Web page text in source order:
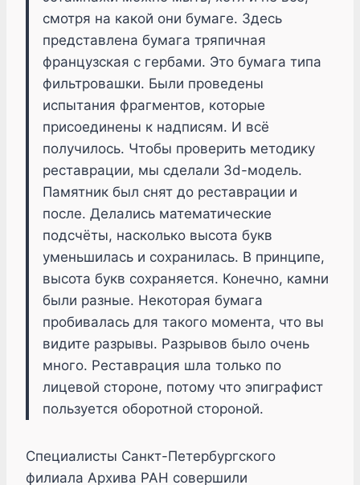
смотря на какой они бумаге. Здесь
представлена бумага тряпичная
французская с гербами. Это бумага типа
фильтровашки. Были проведены
испытания фрагментов, которые
присоединены к надписям. И всё
получилось. Чтобы проверить методику
реставрации, мы сделали 3d-модель.
Памятник был снят до реставрации и
после. Делались математические
подсчёты, насколько высота букв
уменьшилась и сохранилась. В принципе,
высота букв сохраняется. Конечно, камни
были разные. Некоторая бумага
пробивалась для такого момента, что вы
видите разрывы. Разрывов было очень
много. Реставрация шла только по
лицевой стороне, потому что эпиграфист
пользуется оборотной стороной.
Специалисты Санкт-Петербургского
филиала Архива РАН совершили